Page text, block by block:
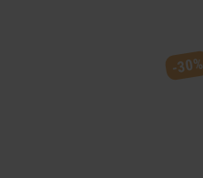
-30%